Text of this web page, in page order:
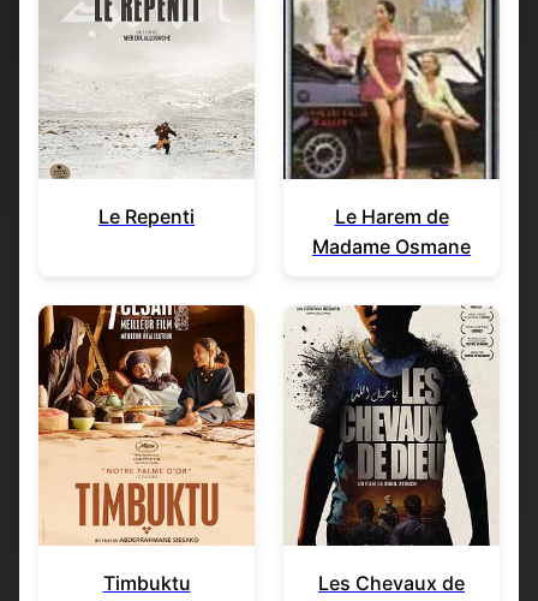
Le Repenti
Le Harem de
Madame Osmane
Timbuktu Les Chevaux de